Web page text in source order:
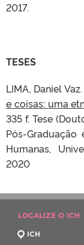
2017.
TESES
LIMA, Daniel Vaz.
e coisas: uma
335 f. Tese
Pós-
Humanas,
2020
LOCALIZE O ICH
ICH